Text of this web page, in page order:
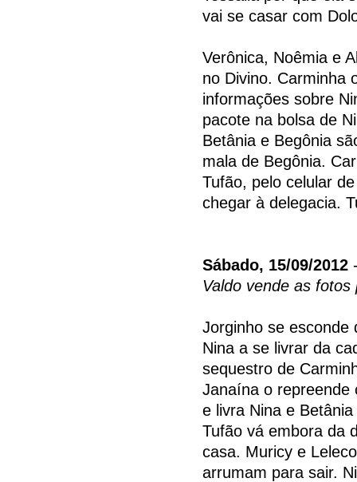
vai se casar com
Verônica, Noêmia e
no Divino. Carminha
informações sobre
pacote na bolsa de
Betânia e Begônia
mala de Begônia.
Tufão, pelo celular
chegar à delegacia.
Sábado, 15/09/2012
Valdo vende as fotos
Jorginho se esconde
Nina a se livrar da
sequestro de
Janaína o repreende
e livra Nina e
Tufão vá embora da
casa. Muricy e
arrumam para sair.